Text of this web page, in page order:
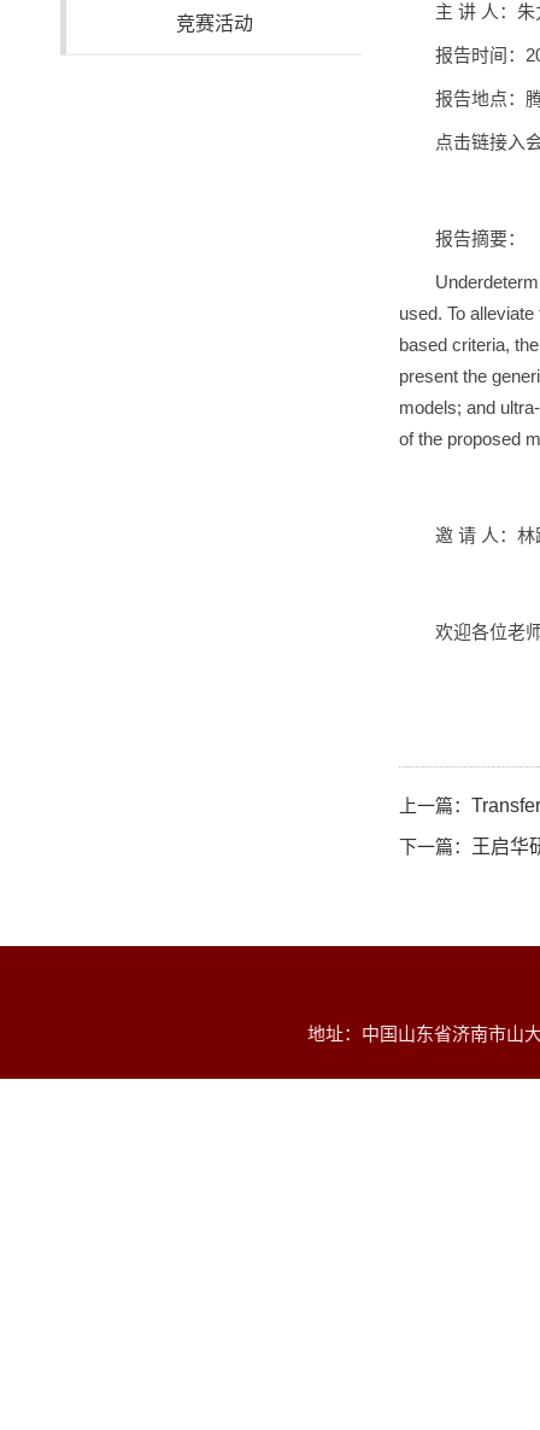
竞赛活动
主 讲 人：
报告时间：
报告地点：
点击链接入
报告摘要：
used. To
based criteria,
present the
models; and
of the proposed
邀 请 人：林
欢迎各位老
上一篇：
下一篇：
王启华
地址：中国山东省济南市山